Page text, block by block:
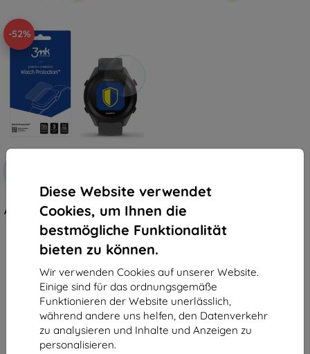
Diese Website verwendet
Cookies, um Ihnen die
bestmögliche Funktionalität
bieten zu können.
Wir verwenden Cookies auf unserer Website.
Einige sind für das ordnungsgemäße
Funktionieren der Website unerlässlich,
während andere uns helfen, den Datenverkehr
zu analysieren und Inhalte und Anzeigen zu
personalisieren.
-52%
3MK FlexibleGlass Garmin
Approach S12 Watch Hybrid Glass
12,90 €
6,21 €